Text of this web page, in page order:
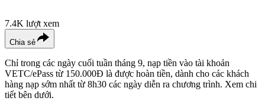
7.4K lượt xem
Chia sẻ
Chỉ trong các ngày cuối tuần tháng 9, nạp tiền vào tài khoản
VETC/ePass từ 150.000Đ là được hoàn tiền, dành cho các khách
hàng nạp sớm nhất từ 8h30 các ngày diễn ra chương trình. Xem chi
tiết bên dưới.